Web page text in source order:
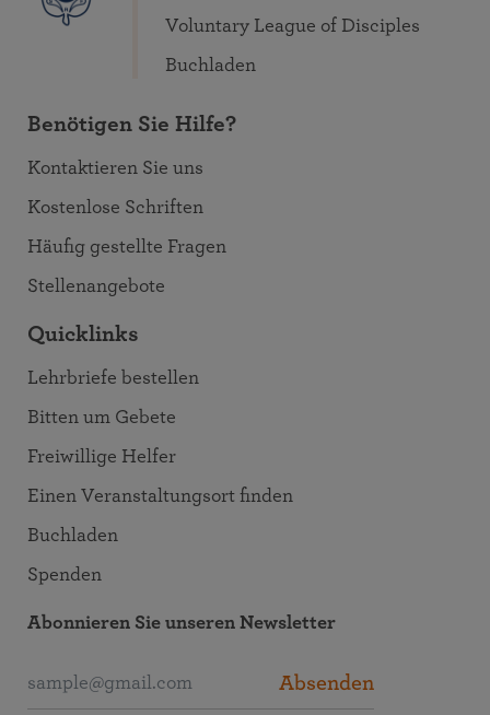
Voluntary League of Disciples
Buchladen
Benötigen Sie Hilfe?
Kontaktieren Sie uns
Kostenlose Schriften
Häufig gestellte Fragen
Stellenangebote
Quicklinks
Lehrbriefe bestellen
Bitten um Gebete
Freiwillige Helfer
Einen Veranstaltungsort finden
Buchladen
Spenden
Abonnieren Sie unseren Newsletter
Absenden